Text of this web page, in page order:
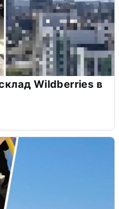
Wildberries в